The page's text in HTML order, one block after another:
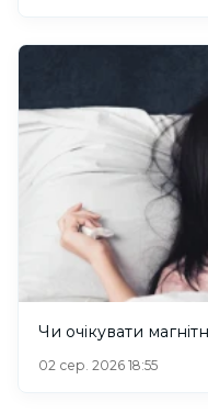
Чи очікувати
02 сер. 2026 18:55